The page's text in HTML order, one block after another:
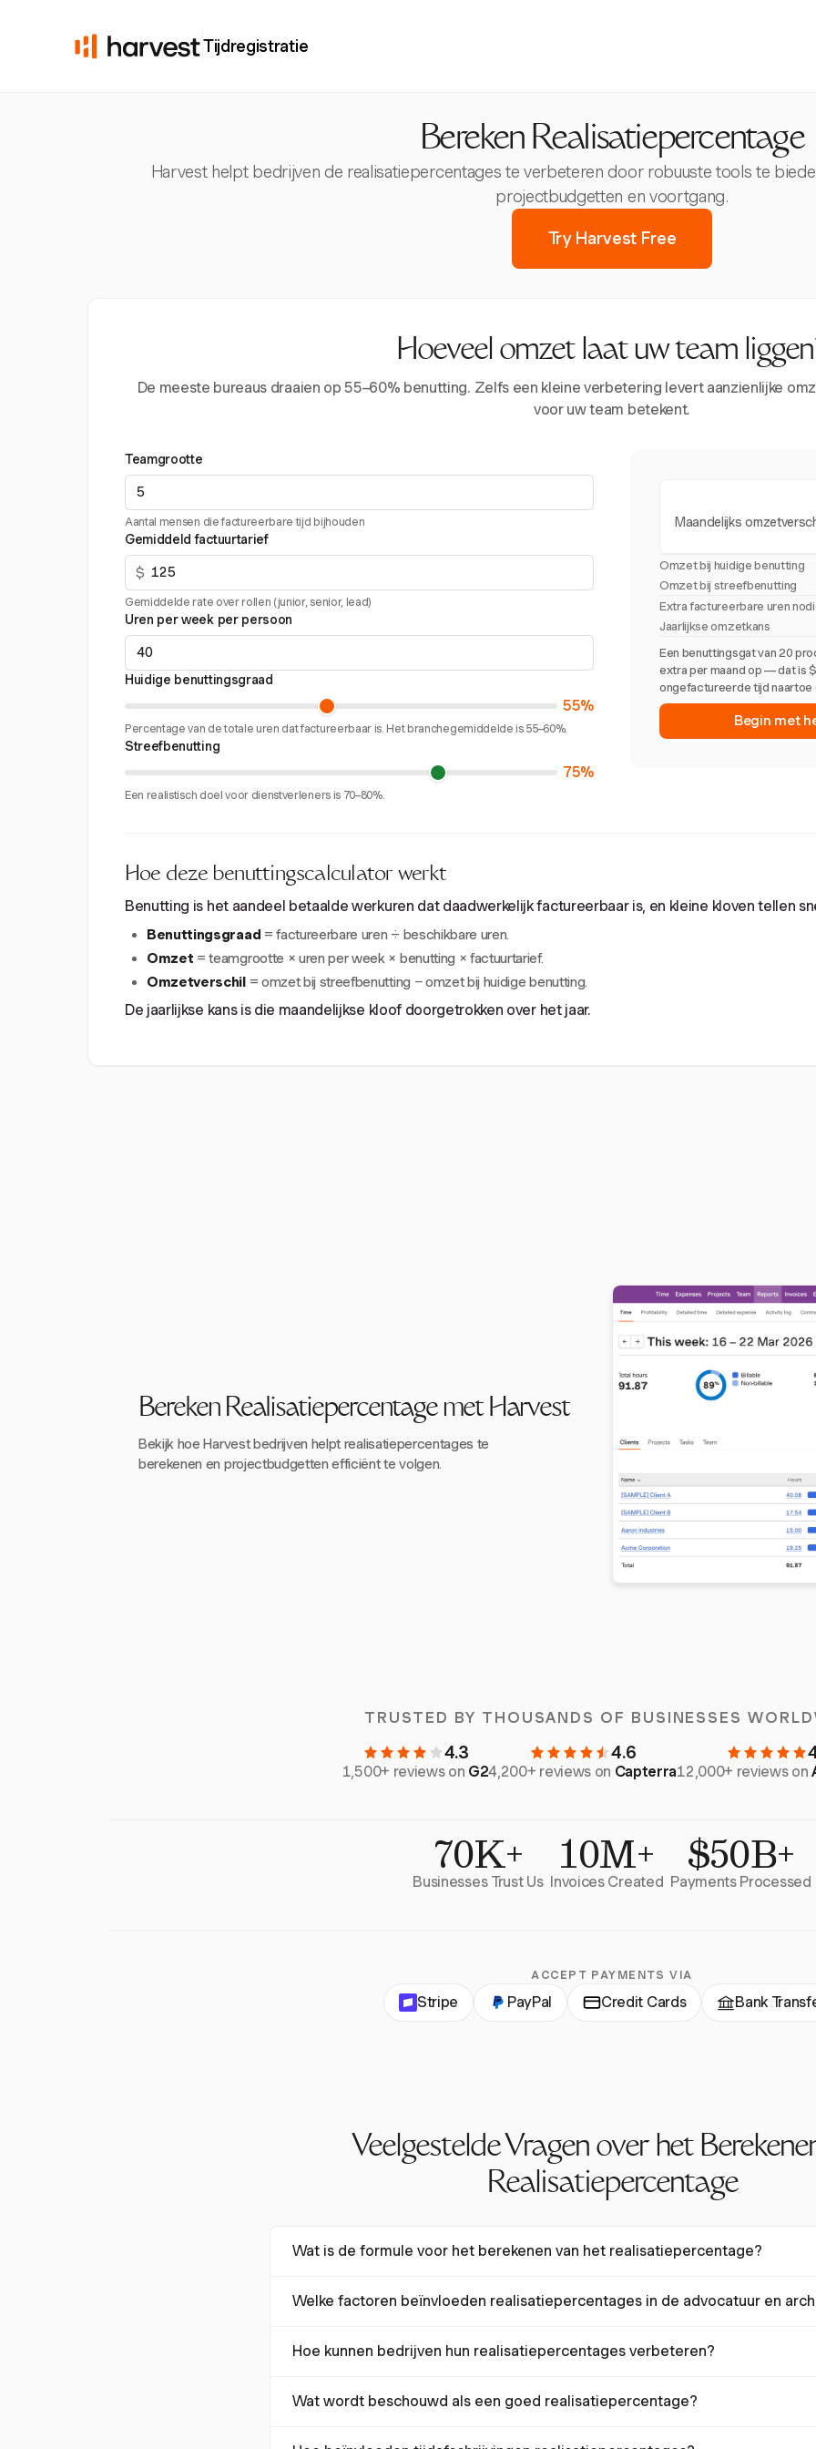
Tijdregistratie
Bereken Realisatiepercentage
Harvest helpt bedrijven de realisatiepercentages te verbeteren door robuuste tools te
projectbudgetten en voortgang.
Try Harvest Free
Hoeveel omzet laat uw team
De meeste bureaus draaien op 55–60% benutting. Zelfs een kleine verbetering levert aanzienlijke
voor uw team betekent.
Teamgrootte
Aantal mensen die factureerbare tijd bijhouden
Gemiddeld factuurtarief
$
Gemiddelde rate over rollen (junior, senior, lead)
Uren per week per persoon
Huidige benuttingsgraad
55%
Percentage van de totale uren dat factureerbaar is. Het branchegemiddelde is 55–60%.
Streefbenutting
75%
Een realistisch doel voor dienstverleners is 70–80%.
Maandelijks
Omzet bij huidige benutting
Omzet bij streefbenutting
Extra factureerbare uren
Jaarlijkse omzetkans
Een benuttingsgat van 20
extra per maand op — dat is
ongefactureerde tijd naartoe
Begin met
Hoe deze benuttingscalculator werkt
Benutting is het aandeel betaalde werkuren dat daadwerkelijk factureerbaar is, en kleine kloven tellen
Benuttingsgraad = factureerbare uren ÷ beschikbare uren.
Omzet = teamgrootte × uren per week × benutting × factuurtarief.
Omzetverschil= omzet bij streefbenutting − omzet bij huidige benutting.
De jaarlijkse kans is die maandelijkse kloof doorgetrokken over het jaar.
Bereken Realisatiepercentage met Harvest
Bekijk hoe Harvest bedrijven helpt realisatiepercentages te
berekenen en projectbudgetten efficiënt te volgen.
TRUSTED BY THOUSANDS OF BUSINESSES
4.3
1,500+ reviews on G2
4.6
4,200+ reviews on Capterra12,000+ reviews on
70K+
Businesses Trust Us 10M+
Invoices Created $50B+
Payments Processed
ACCEPT PAYMENTS VIA
Stripe PayPal Credit Cards Bank
Veelgestelde Vragen over het
Realisatiepercentage
Wat is de formule voor het berekenen van het realisatiepercentage?
x 100. Dit toont het percentage van potentiële inkomsten dat daadwerkelijk wordt
Welke factoren beïnvloeden realisatiepercentages in de advocatuur en
kortingen en niet-gefactureerde uren kunnen realisatiepercentages verlagen.
Hoe kunnen bedrijven hun realisatiepercentages verbeteren?
volgen, vaste prijsafspraken aan te nemen en te zorgen voor nauwkeurige, tijdige
Wat wordt beschouwd als een goed realisatiepercentage?